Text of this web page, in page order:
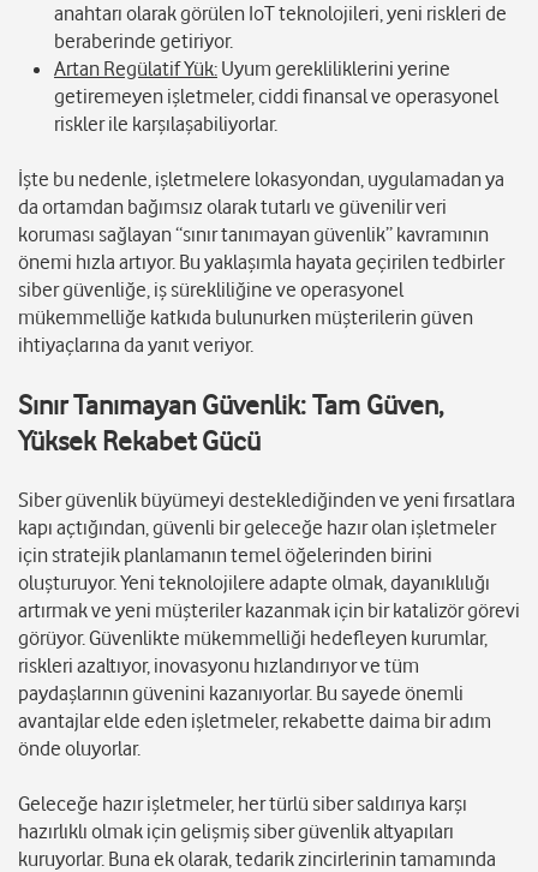
anahtarı olarak görülen IoT teknolojileri, yeni riskleri de
beraberinde getiriyor.
Artan Regülatif Yük: Uyum gerekliliklerini yerine
getiremeyen işletmeler, ciddi finansal ve operasyonel
riskler ile karşılaşabiliyorlar.
İşte bu nedenle, işletmelere lokasyondan, uygulamadan ya
da ortamdan bağımsız olarak tutarlı ve güvenilir veri
koruması sağlayan “sınır tanımayan güvenlik” kavramının
önemi hızla artıyor. Bu yaklaşımla hayata geçirilen tedbirler
siber güvenliğe, iş sürekliliğine ve operasyonel
mükemmelliğe katkıda bulunurken müşterilerin güven
ihtiyaçlarına da yanıt veriyor.
Sınır Tanımayan Güvenlik: Tam Güven,
Yüksek Rekabet Gücü
Siber güvenlik büyümeyi desteklediğinden ve yeni fırsatlara
kapı açtığından, güvenli bir geleceğe hazır olan işletmeler
için stratejik planlamanın temel öğelerinden birini
oluşturuyor. Yeni teknolojilere adapte olmak, dayanıklılığı
artırmak ve yeni müşteriler kazanmak için bir katalizör görevi
görüyor. Güvenlikte mükemmelliği hedefleyen kurumlar,
riskleri azaltıyor, inovasyonu hızlandırıyor ve tüm
paydaşlarının güvenini kazanıyorlar. Bu sayede önemli
avantajlar elde eden işletmeler, rekabette daima bir adım
önde oluyorlar.
Geleceğe hazır işletmeler, her türlü siber saldırıya karşı
hazırlıklı olmak için gelişmiş siber güvenlik altyapıları
kuruyorlar. Buna ek olarak, tedarik zincirlerinin tamamında